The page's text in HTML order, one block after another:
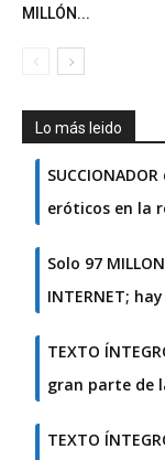
MILLÓN...
Lo más leido
eróticos en la
Solo 97
INTERNET;
TEXTO
gran parte de
TEXTO